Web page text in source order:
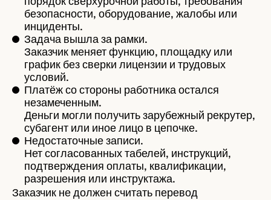
безопасности, оборудование, жалобы или
инциденты.
Задача вышла за рамки.
Заказчик меняет функцию, площадку или
график без сверки лицензии и трудовых
условий.
Платёж со стороны работника остался
незамеченным.
Деньги могли получить зарубежный рекрутер,
субагент или иное лицо в цепочке.
Недостаточные записи.
Нет согласованных табелей, инструкций,
подтверждения оплаты, квалификации,
разрешения или инструктажа.
Заказчик не должен считать перевод